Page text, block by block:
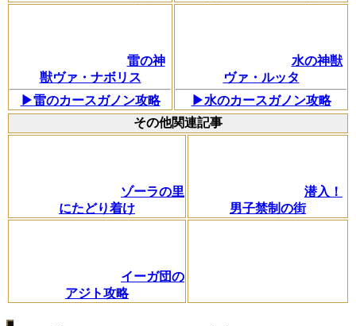
雷の神
獣ヴァ・ナボリス
▶雷のカースガノン攻略
水の神獣
ヴァ・ルッタ
▶水のカースガノン攻略
その他関連記事
ゾーラの里
にたどり着け
潜入！
男子禁制の街
イーガ団の
アジト攻略